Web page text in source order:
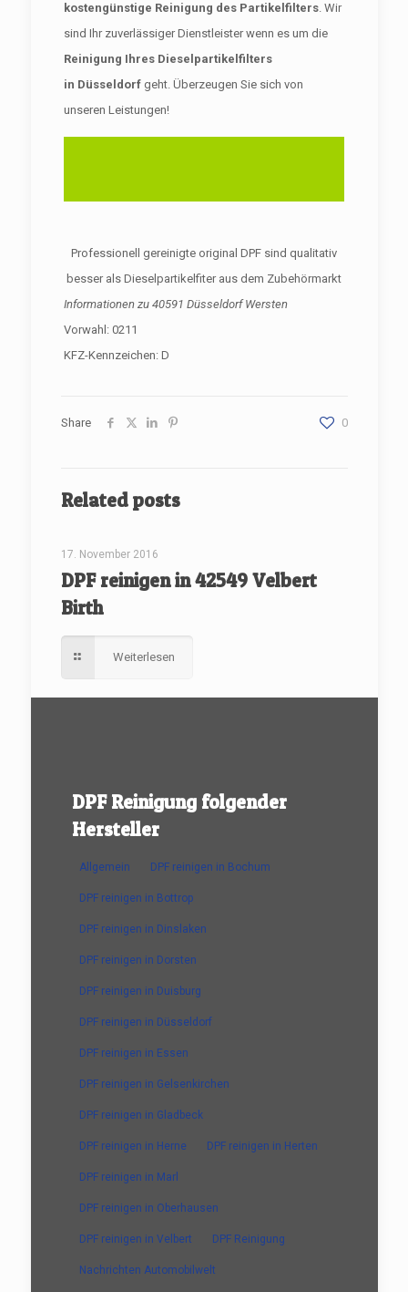
kostengünstige Reinigung des Partikelfilters. Wir
sind Ihr zuverlässiger Dienstleister wenn es um die
Reinigung Ihres Dieselpartikelfilters
in Düsseldorfgeht. Überzeugen Sie sich von
unseren Leistungen!
Professionell gereinigte original DPF sind qualitativ
besser als Dieselpartikelfiter aus dem Zubehörmarkt
Informationen zu 40591 Düsseldorf Wersten
Vorwahl: 0211
KFZ-Kennzeichen: D
Share 0
Related posts
17. November 2016
DPF reinigen in 42549 Velbert
Birth
Weiterlesen
DPF Reinigung folgender
Hersteller
Allgemein DPF reinigen in Bochum
DPF reinigen in Bottrop
DPF reinigen in Dinslaken
DPF reinigen in Dorsten
DPF reinigen in Duisburg
DPF reinigen in Düsseldorf
DPF reinigen in Essen
DPF reinigen in Gelsenkirchen
DPF reinigen in Gladbeck
DPF reinigen in Herne DPF reinigen in Herten
DPF reinigen in Marl
DPF reinigen in Oberhausen
DPF reinigen in Velbert DPF Reinigung
Nachrichten Automobilwelt